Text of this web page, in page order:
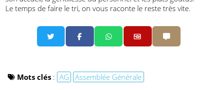
Le temps de faire le tri, on vous raconte le reste très vite.
Partager par email
Mots clés : AG Assemblée Générale